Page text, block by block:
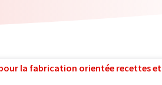
la fabrication orientée recettes et